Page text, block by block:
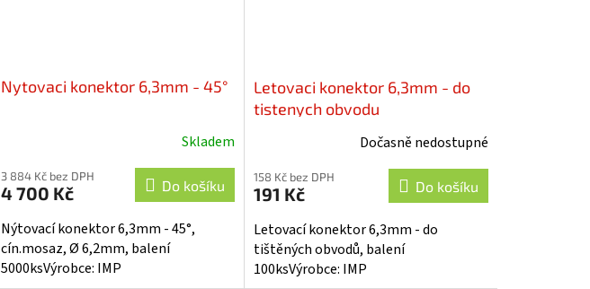
Nytovaci konektor 6,3mm - 45°
Skladem
3 884 Kč bez DPH
4 700 Kč Do košíku
Nýtovací konektor 6,3mm - 45°,
cín.mosaz, Ø 6,2mm, balení
5000ksVýrobce: IMP
Letovaci konektor 6,3mm - do
tistenych obvodu
Dočasně nedostupné
158 Kč bez DPH
191 Kč Do košíku
Letovací konektor 6,3mm - do
tištěných obvodů, balení
100ksVýrobce: IMP